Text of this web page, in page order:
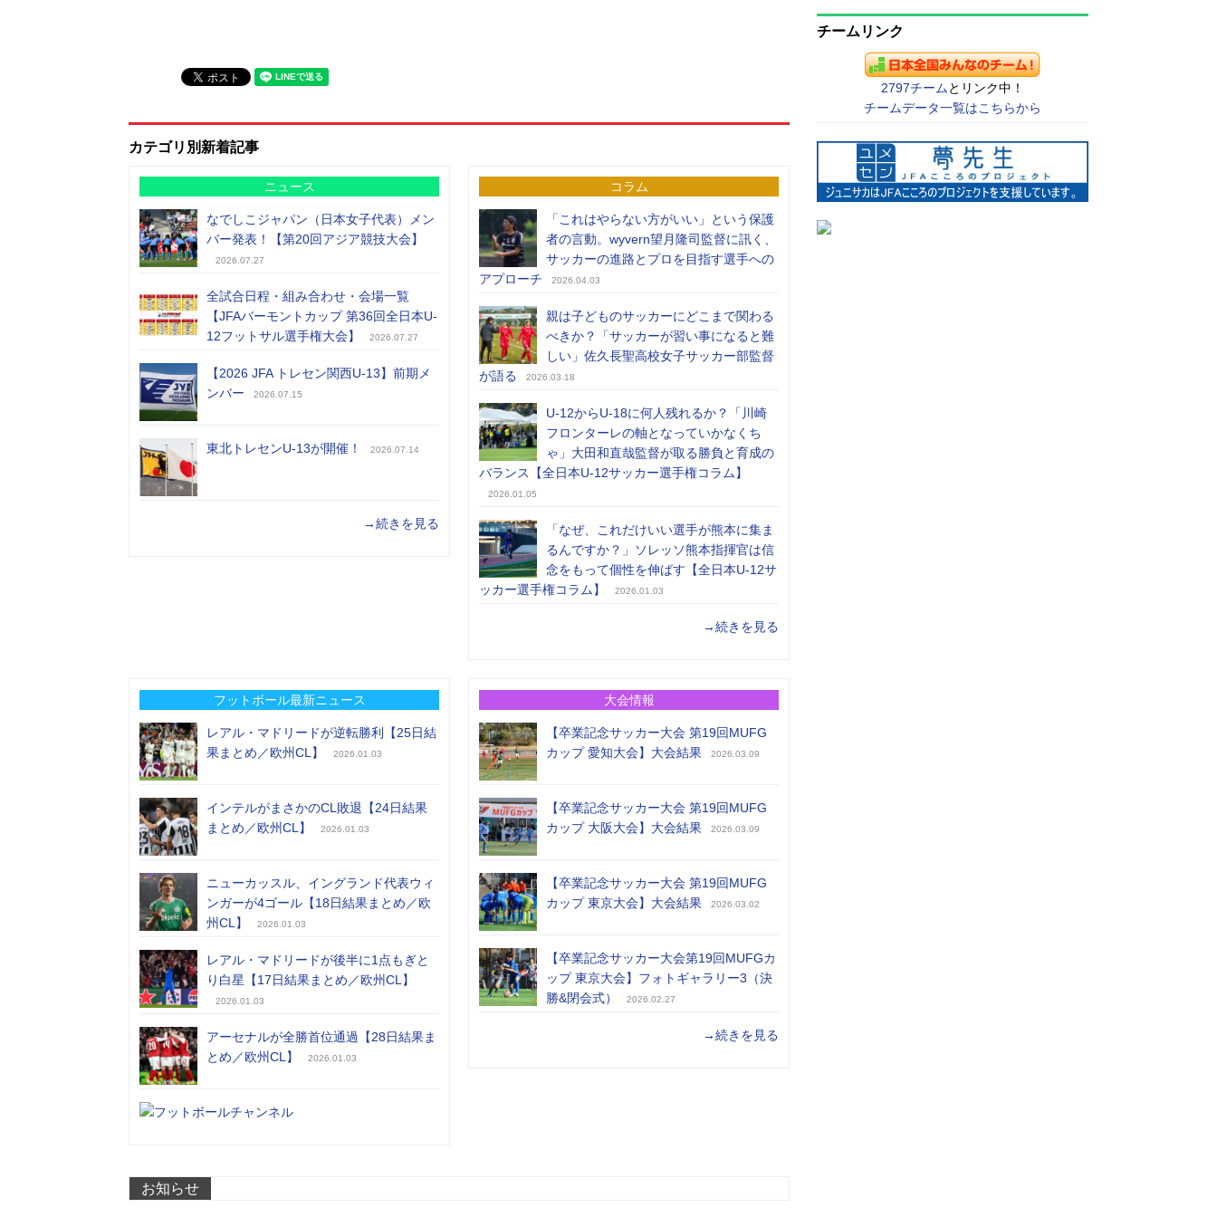
カテゴリ別新着記事
ニュース
なでしこジャパン（日本女子代表）メン
バー発表！【第20回アジア競技大会】
2026.07.27
全試合日程・組み合わせ・会場一覧
【JFAバーモントカップ 第36回全日本U-
12フットサル選手権大会】
2026.07.27
【2026 JFA トレセン関西U-13】前期メ
ンバー
2026.07.15
東北トレセンU-13が開催！ 2026.07.14
→続きを見る
コラム
「これはやらない方がいい」という保護
者の言動。wyvern望月隆司監督に訊く、
サッカーの進路とプロを目指す選手への
アプローチ
2026.04.03
親は子どものサッカーにどこまで関わる
べきか？「サッカーが習い事になると難
しい」佐久長聖高校女子サッカー部監督
が語る
2026.03.18
U-12からU-18に何人残れるか？「川崎
フロンターレの軸となっていかなくち
ゃ」大田和直哉監督が取る勝負と育成の
バランス【全日本U-12サッカー選手権コラム】
2026.01.05
「なぜ、これだけいい選手が熊本に集ま
るんですか？」ソレッソ熊本指揮官は信
念をもって個性を伸ばす【全日本U-12サ
ッカー選手権コラム】
2026.01.03
→続きを見る
フットボール最新ニュース
レアル・マドリードが逆転勝利【25日結
果まとめ／欧州CL】
2026.01.03
インテルがまさかのCL敗退【24日結果
まとめ／欧州CL】
2026.01.03
ニューカッスル、イングランド代表ウィ
ンガーが4ゴール【18日結果まとめ／欧
州CL】
2026.01.03
レアル・マドリードが後半に1点もぎと
り白星【17日結果まとめ／欧州CL】
2026.01.03
アーセナルが全勝首位通過【28日結果ま
とめ／欧州CL】
2026.01.03
大会情報
【卒業記念サッカー大会 第19回MUFG
カップ 愛知大会】大会結果
2026.03.09
【卒業記念サッカー大会 第19回MUFG
カップ 大阪大会】大会結果
2026.03.09
【卒業記念サッカー大会 第19回MUFG
カップ 東京大会】大会結果
2026.03.02
【卒業記念サッカー大会第19回MUFGカ
ップ 東京大会】フォトギャラリー3（決
勝&閉会式）
2026.02.27
→続きを見る
お知らせ
チームリンク
2797チーム とリンク中！
チームデータ一覧はこちらから